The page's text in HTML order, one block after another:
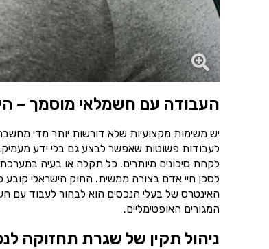
העבודה עם חשמלאי מוסמך –
יש משימות מקצועיות שלא דורשות יותר מדי
לעבודות פשוטות שאפשר לבצע גם בלי ידע
לקחת סיכונים מיותרים. כל תקלה או בעיה
לסכן חיי אדם בצורה ממשית. החוק הישראלי קובע
האינטרס של בעלי הנכסים הוא לבחור לעבוד עם
המגורים האופטימליים.
ניהול תקין של שגרת תחזוקה